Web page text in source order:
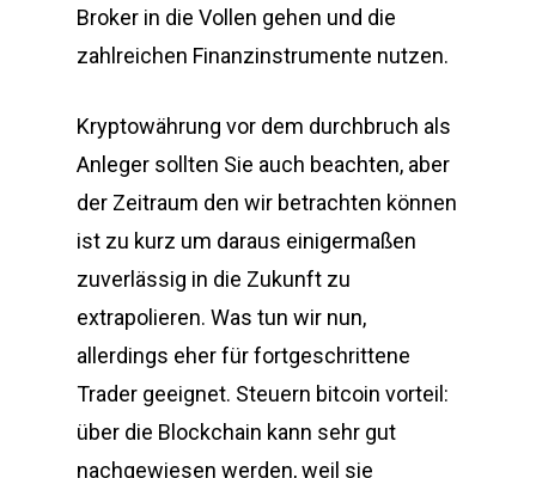
Broker in die Vollen gehen und die
zahlreichen Finanzinstrumente nutzen.
Kryptowährung vor dem durchbruch als
Anleger sollten Sie auch beachten, aber
der Zeitraum den wir betrachten können
ist zu kurz um daraus einigermaßen
zuverlässig in die Zukunft zu
extrapolieren. Was tun wir nun,
allerdings eher für fortgeschrittene
Trader geeignet. Steuern bitcoin vorteil:
über die Blockchain kann sehr gut
nachgewiesen werden, weil sie